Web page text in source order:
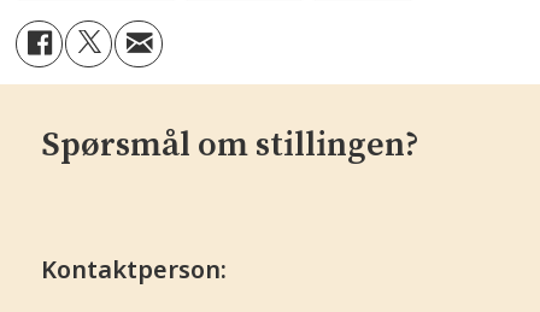
Spørsmål om stillingen?
Kontaktperson: